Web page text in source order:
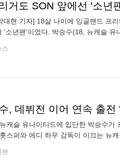
대현 기자] 18살 나이에 잉글랜드 프
'소년팬'이었다. 박승수(18, 뉴캐슬 유
스
, 데뷔전 이어 연속 출
캐슬 유나이티드에 입단한 박승수
스퍼와 에디 하우 감독이 이끄는 뉴
븐